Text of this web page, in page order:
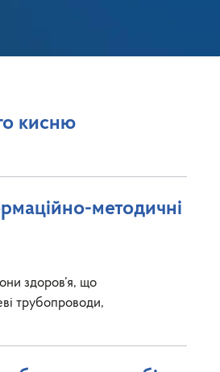
кисню
методичні
здоров’я, що
трубопроводи,